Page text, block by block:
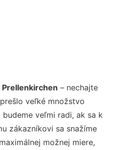
– nechajte
veľké množstvo
veľmi radi, ak sa k
zákazníkovi sa snažíme
možnej miere,